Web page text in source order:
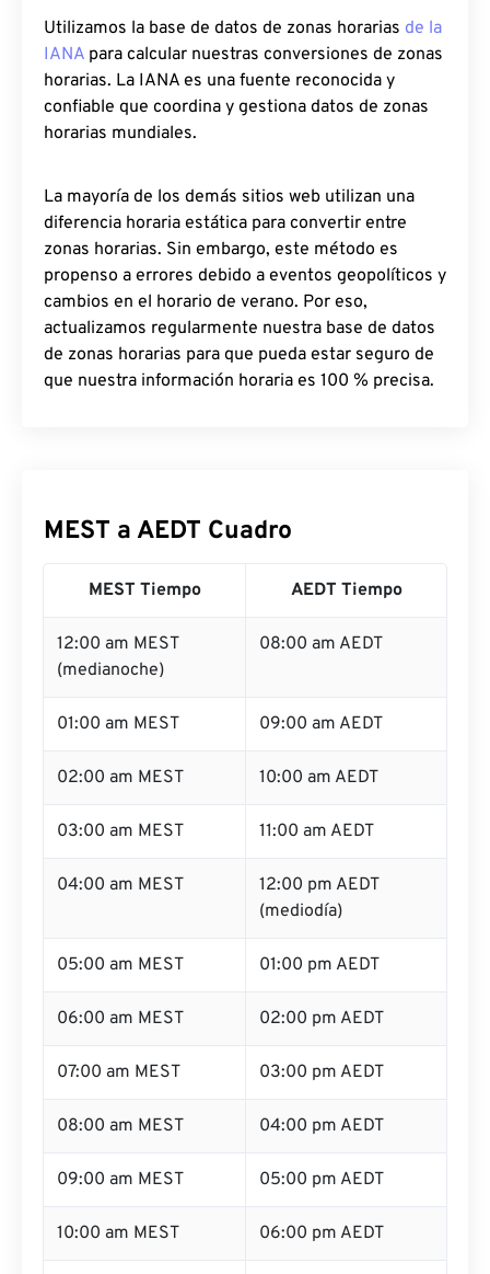
Utilizamos la base de datos de zonas horarias de la
IANA para calcular nuestras conversiones de zonas
horarias. La IANA es una fuente reconocida y
confiable que coordina y gestiona datos de zonas
horarias mundiales.
La mayoría de los demás sitios web utilizan una
diferencia horaria estática para convertir entre
zonas horarias. Sin embargo, este método es
propenso a errores debido a eventos geopolíticos y
cambios en el horario de verano. Por eso,
actualizamos regularmente nuestra base de datos
de zonas horarias para que pueda estar seguro de
que nuestra información horaria es 100 % precisa.
MEST a AEDT Cuadro
MEST Tiempo AEDT Tiempo
12:00 am MEST
(medianoche)
08:00 am AEDT
01:00 am MEST 09:00 am AEDT
02:00 am MEST 10:00 am AEDT
03:00 am MEST 11:00 am AEDT
04:00 am MEST
12:00 pm AEDT
(mediodía)
05:00 am MEST 01:00 pm AEDT
06:00 am MEST 02:00 pm AEDT
07:00 am MEST 03:00 pm AEDT
08:00 am MEST 04:00 pm AEDT
09:00 am MEST 05:00 pm AEDT
10:00 am MEST 06:00 pm AEDT